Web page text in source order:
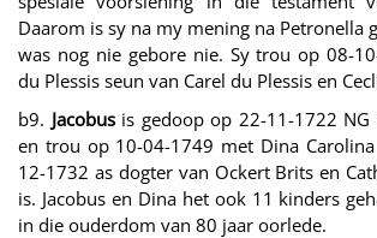
Daarom is sy na my mening na Petronella
was nog nie gebore nie. Sy trou op 08-
du Plessis seun van Carel du Plessis en
b9. Jacobusis gedoop op 22-11-1722 NG
en trou op 10-04-1749 met Dina
12-1732 as dogter van Ockert Brits en
is. Jacobus en Dina het ook 11 kinders
in die ouderdom van 80 jaar oorlede.